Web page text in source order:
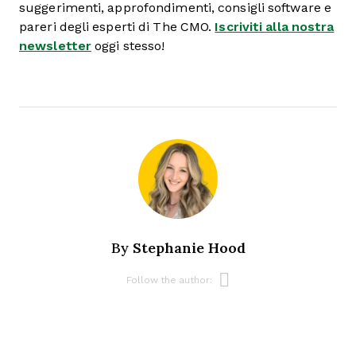
suggerimenti, approfondimenti, consigli software e
pareri degli esperti di The CMO. Iscriviti alla nostra
newsletter oggi stesso!
By Stephanie Hood
Follow the author: